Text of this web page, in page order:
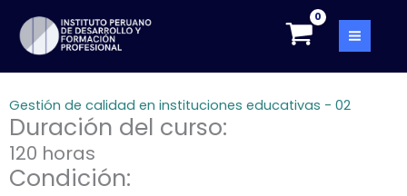
content
Gestión de calidad en instituciones educativas - 02
Duración del curso:
120 horas
Condición: